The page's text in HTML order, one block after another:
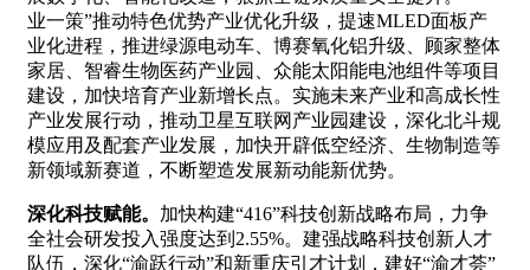
业一策”推动特色优势产业优化升级，提速MLED面板产
业化进程，推进绿源电动车、博赛氧化铝升级、顾家整体
家居、智睿生物医药产业园、众能太阳能电池组件等项目
建设，加快培育产业新增长点。实施未来产业和高成长性
产业发展行动，推动卫星互联网产业园建设，深化北斗规
模应用及配套产业发展，加快开辟低空经济、生物制造等
新领域新赛道，不断塑造发展新动能新优势。
深化科技赋能。 加快构建“416”科技创新战略布局，力争
全社会研发投入强度达到2.55%。建强战略科技创新人才
队伍，深化“渝跃行动”和新重庆引才计划，建好“渝才荟”